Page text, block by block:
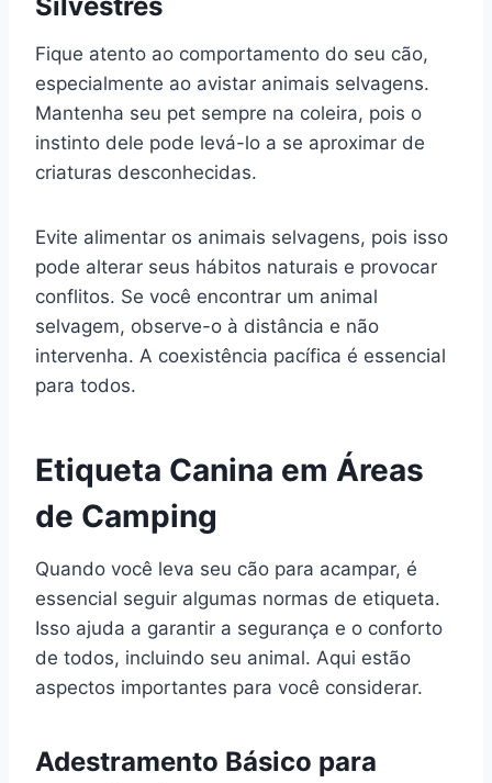
Fique atento ao comportamento do seu cão,
especialmente ao avistar animais selvagens.
Mantenha seu pet sempre na coleira, pois o
instinto dele pode levá-lo a se aproximar de
criaturas desconhecidas.
Evite alimentar os animais selvagens, pois isso
pode alterar seus hábitos naturais e provocar
conflitos. Se você encontrar um animal
selvagem, observe-o à distância e não
intervenha. A coexistência pacífica é essencial
para todos.
Etiqueta Canina em Áreas
de Camping
Quando você leva seu cão para acampar, é
essencial seguir algumas normas de etiqueta.
Isso ajuda a garantir a segurança e o conforto
de todos, incluindo seu animal. Aqui estão
aspectos importantes para você considerar.
Adestramento Básico para